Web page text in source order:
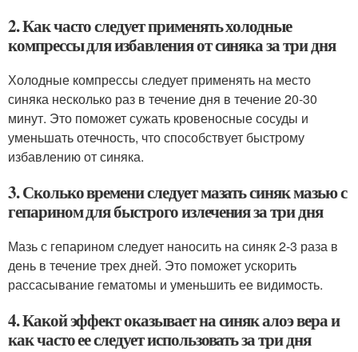
2. Как часто следует применять холодные
компрессы для избавления от синяка за три дня
Холодные компрессы следует применять на место
синяка несколько раз в течение дня в течение 20-30
минут. Это поможет сужать кровеносные сосуды и
уменьшать отечность, что способствует быстрому
избавлению от синяка.
3. Сколько времени следует мазать синяк мазью с
гепарином для быстрого излечения за три дня
Мазь с гепарином следует наносить на синяк 2-3 раза в
день в течение трех дней. Это поможет ускорить
рассасывание гематомы и уменьшить ее видимость.
4. Какой эффект оказывает на синяк алоэ вера и
как часто ее следует использовать за три дня